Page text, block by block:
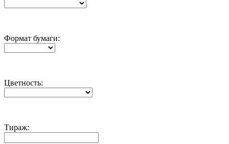
Формат бумаги:
Цветность:
Тираж: